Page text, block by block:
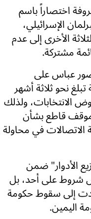
اختصاراً باسم
الإسرائيلي،
الأخرى إلى عدم
مشتركة.
عباس على
نحو ثلاثة أشهر
الانتخابات، ولذلك
موقف قاطع بشأن
في محاولة
الأدوار" ضمن
شروط على أحد، بل
أدت إلى سقوط حكومة
اليمين.